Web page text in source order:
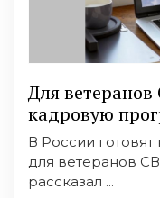
Для
кадровую
В России
для ветеранов
рассказал ...